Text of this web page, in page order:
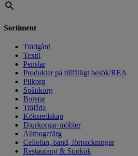
Sortiment
Trädgård
Textil
Penslar
Produkter på tillfälligt besök/REA
Pilkorg
Spånkorg
Borstar
Trälåda
Köksredskap
Djurkorgar-möbler
Allmogefärg
Cellofan, band, förpackningar
Restaurang & Storkök